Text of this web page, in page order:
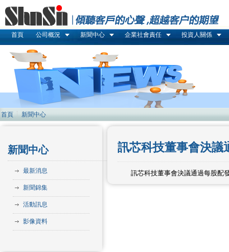
首頁 公司概況 新聞中心 企業社會責任 投資人關係
首頁 新聞中心
新聞中心
最新消息
新聞錦集
活動訊息
影像資料
訊芯科技董事會決議
訊芯科技董事會決議通過每股配